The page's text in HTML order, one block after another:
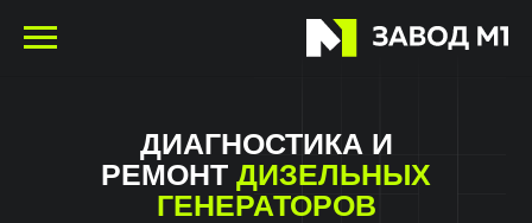
ДИАГНОСТИКА И
РЕМОНТ ДИЗЕЛЬНЫХ
ГЕНЕРАТОРОВ